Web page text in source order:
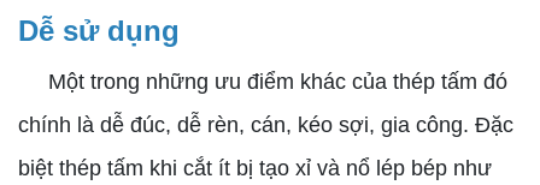
Dễ sử dụng
Một trong những ưu điểm khác của thép tấm đó
chính là dễ đúc, dễ rèn, cán, kéo sợi, gia công. Đặc
biệt thép tấm khi cắt ít bị tạo xỉ và nổ lép bép như